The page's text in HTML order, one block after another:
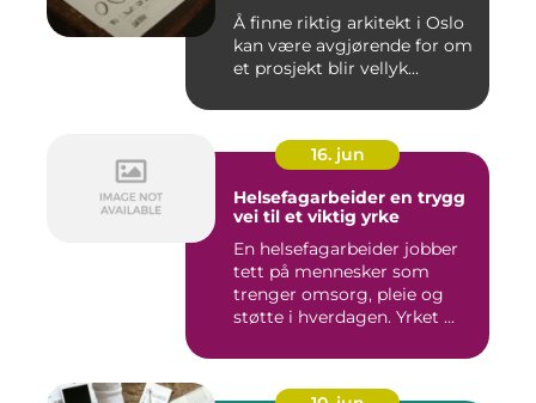
Å finne riktig arkitekt i Oslo
kan være avgjørende for om
et prosjekt blir vellyk...
16. jun
Helsefagarbeider en trygg
vei til et viktig yrke
En helsefagarbeider jobber
tett på mennesker som
trenger omsorg, pleie og
støtte i hverdagen. Yrket ...